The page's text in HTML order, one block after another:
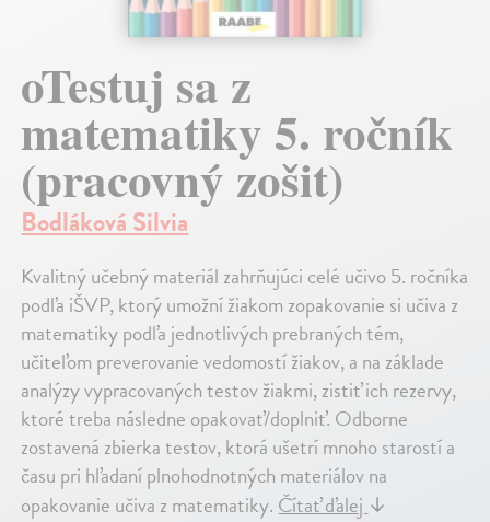
oTestuj sa z
matematiky 5. ročník
(pracovný zošit)
Bodláková Silvia
Kvalitný učebný materiál zahrňujúci celé učivo 5. ročníka
podľa iŠVP, ktorý umožní žiakom zopakovanie si učiva z
matematiky podľa jednotlivých prebraných tém,
učiteľom preverovanie vedomostí žiakov, a na základe
analýzy vypracovaných testov žiakmi, zistiť ich rezervy,
ktoré treba následne opakovať/doplniť. Odborne
zostavená zbierka testov, ktorá ušetrí mnoho starostí a
času pri hľadaní plnohodnotných materiálov na
opakovanie učiva z matematiky.Čítať ďalej↓